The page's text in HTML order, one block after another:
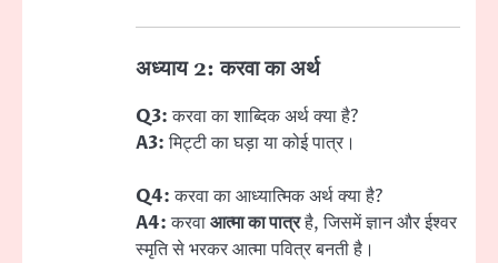
अध्याय 2: करवा का अर्थ
Q3:करवा का शाब्दिक अर्थ क्या है?
A3:मिट्टी का घड़ा या कोई पात्र।
Q4:करवा का आध्यात्मिक अर्थ क्या है?
A4:करवाआत्मा का पात्रहै, जिसमें ज्ञान और ईश्वर
स्मृति से भरकर आत्मा पवित्र बनती है।